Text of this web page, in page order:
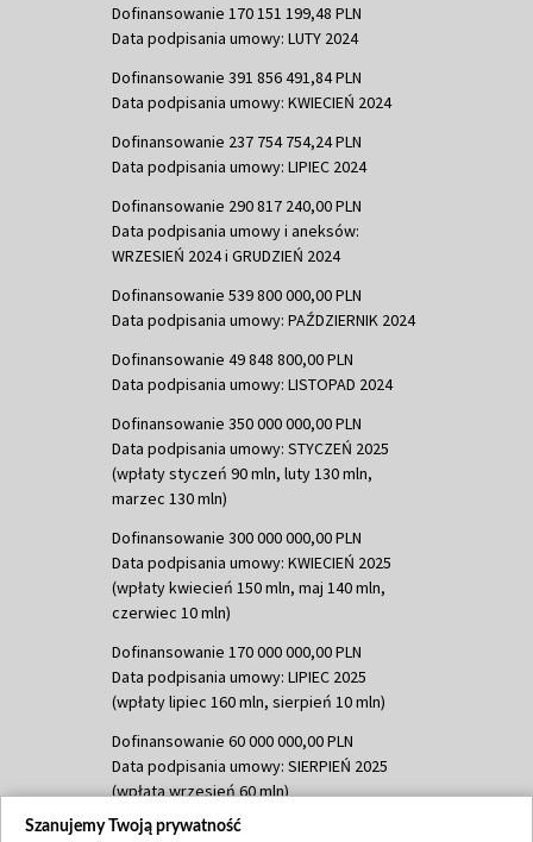
Dofinansowanie 170 151 199,48 PLN
Data podpisania umowy: LUTY 2024
Dofinansowanie 391 856 491,84 PLN
Data podpisania umowy: KWIECIEŃ 2024
Dofinansowanie 237 754 754,24 PLN
Data podpisania umowy: LIPIEC 2024
Dofinansowanie 290 817 240,00 PLN
Data podpisania umowy i aneksów:
WRZESIEŃ 2024 i GRUDZIEŃ 2024
Dofinansowanie 539 800 000,00 PLN
Data podpisania umowy: PAŹDZIERNIK 2024
Dofinansowanie 49 848 800,00 PLN
Data podpisania umowy: LISTOPAD 2024
Dofinansowanie 350 000 000,00 PLN
Data podpisania umowy: STYCZEŃ 2025
(wpłaty styczeń 90 mln, luty 130 mln,
marzec 130 mln)
Dofinansowanie 300 000 000,00 PLN
Data podpisania umowy: KWIECIEŃ 2025
(wpłaty kwiecień 150 mln, maj 140 mln,
czerwiec 10 mln)
Dofinansowanie 170 000 000,00 PLN
Data podpisania umowy: LIPIEC 2025
(wpłaty lipiec 160 mln, sierpień 10 mln)
Dofinansowanie 60 000 000,00 PLN
Data podpisania umowy: SIERPIEŃ 2025
(wpłata wrzesień 60 mln)
Dofinansowanie 635 783 051,21 PLN
Szanujemy Twoją prywatność